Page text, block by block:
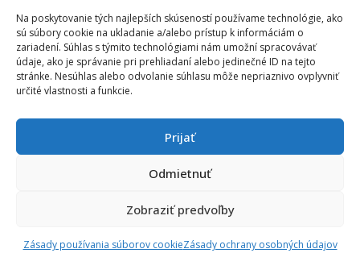
Na poskytovanie tých najlepších skúseností používame technológie, ako
sú súbory cookie na ukladanie a/alebo prístup k informáciám o
zariadení. Súhlas s týmito technológiami nám umožní spracovávať
údaje, ako je správanie pri prehliadaní alebo jedinečné ID na tejto
stránke. Nesúhlas alebo odvolanie súhlasu môže nepriaznivo ovplyvniť
určité vlastnosti a funkcie.
Prijať
Odmietnuť
Zobraziť predvoľby
Zásady používania súborov cookieZásady ochrany osobných údajov
aktuality
dôležité
© 2026 SUP TN - WordPress Theme by Kadence WP